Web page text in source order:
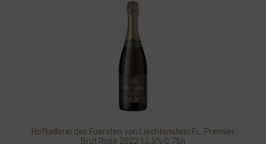
Hofkellerei des Fuersten von Liechtenstein F.L. Premier
Brut Rosé 2022 12,5% 0,75л